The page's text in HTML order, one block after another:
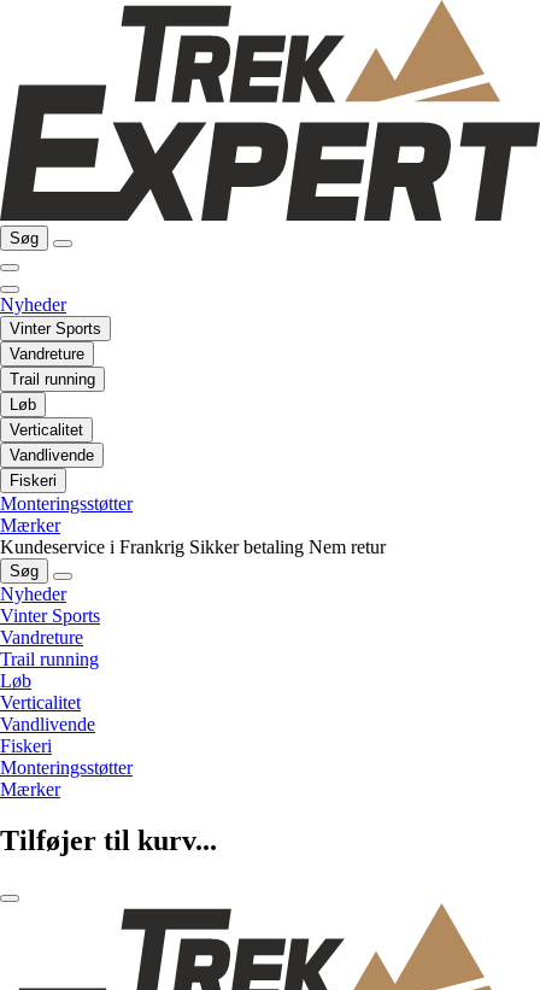
Søg
Nyheder
Vinter Sports
Vandreture
Trail running
Løb
Verticalitet
Vandlivende
Fiskeri
Monteringsstøtter
Mærker
Kundeservice i Frankrig Sikker betaling Nem retur
Søg
Nyheder
Vinter Sports
Vandreture
Trail running
Løb
Verticalitet
Vandlivende
Fiskeri
Monteringsstøtter
Mærker
Tilføjer til kurv...